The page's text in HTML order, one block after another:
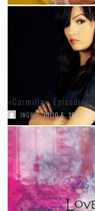
«Carmilla». Episodios
INGRID, JULIO 6, 2015